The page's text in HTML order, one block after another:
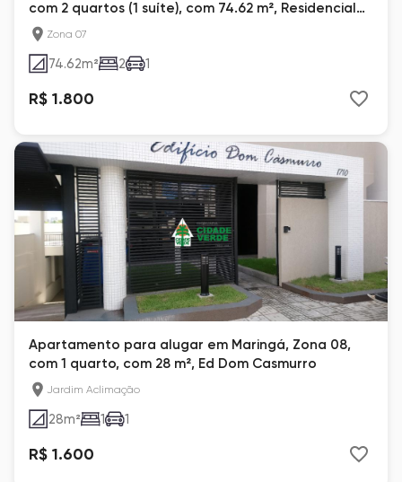
com 2 quartos (1 suíte), com 74.62 m², Residencial
University
Zona 07
74.62m² 2 1
R$ 1.800
Apartamento para alugar em Maringá, Zona 08,
com 1 quarto, com 28 m², Ed Dom Casmurro
Jardim Aclimação
28m² 1 1
R$ 1.600